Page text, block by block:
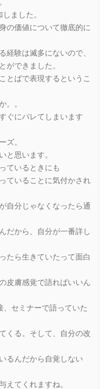
ました。
の価値について徹底的に
経験は滅多にないので、
ができました。
とばで表現するというこ
。。
ぐにバレてしまいます
ズ。
と思います。
ているときにも
ていることに気付かされ
分じゃなくなったら通
から、自分が一番詳し
ら生きていたって面白
膚感覚で語ればいいん
、セミナーで語っていた
くる。そして、自分の改
るんだから自覚しない
えてくれますね。